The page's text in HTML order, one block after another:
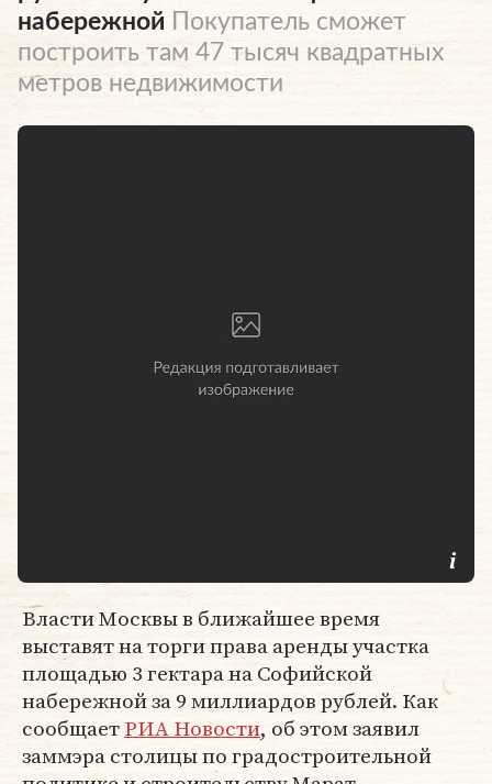
набережной Покупатель сможет
построить там 47 тысяч квадратных
метров недвижимости
Власти Москвы в ближайшее время
выставят на торги права аренды участка
площадью 3 гектара на Софийской
набережной за 9 миллиардов рублей. Как
сообщаетРИА Новости, об этом заявил
заммэра столицы по градостроительной